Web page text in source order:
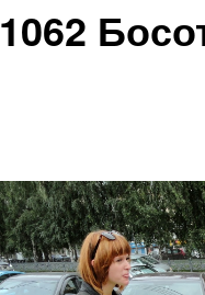
1062